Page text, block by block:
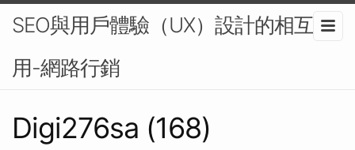
SEO與用戶體驗（UX）設計的相互作
用-網路行銷
Digi276sa (168)